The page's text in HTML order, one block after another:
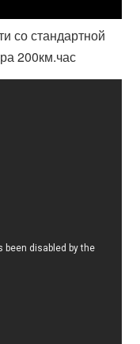
со стандартной
200км.час